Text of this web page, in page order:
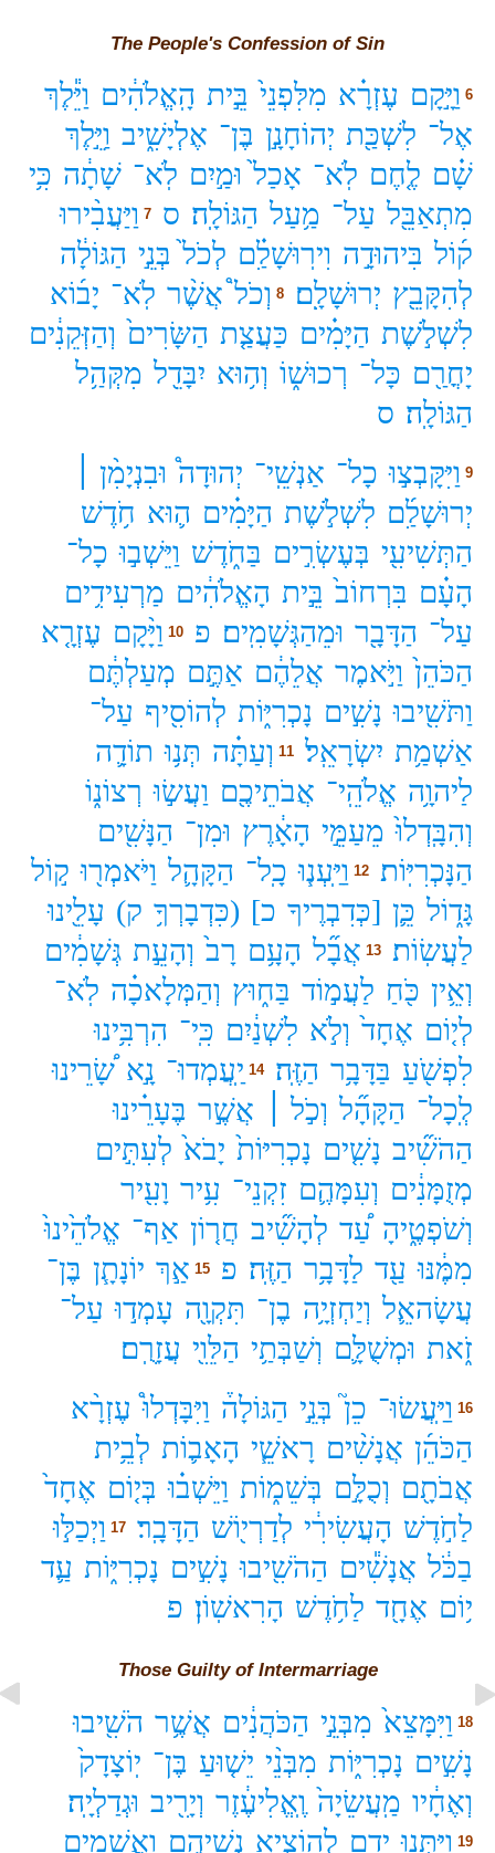
The People's Confession of Sin
6 וַיָּ֣קָם עֶזְרָ֗א מִלִּפְנֵי֙ בֵּ֣ית הָֽאֱלֹהִ֔ים וַיֵּ֕לֶךְ
אֶל־ לִשְׁכַּ֖ת יְהוֹחָנָ֣ן בֶּן־ אֶלְיָשִׁ֑יב וַיֵּ֣לֶךְ
שָׁ֗ם לֶ֤חֶם לֹֽא־ אָכַל֙ וּמַ֣יִם לֹֽא־ שָׁתָ֔ה כִּ֥י
מִתְאַבֵּ֖ל עַל־ מַ֥עַל הַגּוֹלָֽה׃ ס 7 וַיַּעֲבִ֨ירוּ
ק֜וֹל בִּיהוּדָ֣ה וִירֽוּשָׁלִַ֗ם לְכֹל֙ בְּנֵ֣י הַגּוֹלָ֔ה
לְהִקָּבֵ֖ץ יְרוּשָׁלִָֽם׃ 8 וְכֹל֩ אֲשֶׁ֨ר לֹֽא־ יָב֜וֹא
לִשְׁלֹ֣שֶׁת הַיָּמִ֗ים כַּעֲצַ֤ת הַשָּׂרִים֙ וְהַזְּקֵנִ֔ים
יָחֳרַ֖ם כָּל־ רְכוּשׁ֑וֹ וְה֥וּא יִבָּדֵ֖ל מִקְּהַ֥ל
הַגּוֹלָֽה׃ ס
9 וַיִּקָּבְצ֣וּ כָל־ אַנְשֵֽׁי־ יְהוּדָה֩ וּבִנְיָמִ֨ן ׀
יְרוּשָׁלִַ֜ם לִשְׁלֹ֣שֶׁת הַיָּמִ֗ים ה֛וּא חֹ֥דֶשׁ
הַתְּשִׁיעִ֖י בְּעֶשְׂרִ֣ים בַּחֹ֑דֶשׁ וַיֵּשְׁב֣וּ כָל־
הָעָ֗ם בִּרְחוֹב֙ בֵּ֣ית הָאֱלֹהִ֔ים מַרְעִידִ֥ים
עַל־ הַדָּבָ֖ר וּמֵהַגְּשָׁמִֽים׃ פ 10 וַיָּ֨קָם עֶזְרָ֤א
הַכֹּהֵן֙ וַיֹּ֣אמֶר אֲלֵהֶ֔ם אַתֶּ֣ם מְעַלְתֶּ֔ם
וַתֹּשִׁ֖יבוּ נָשִׁ֣ים נָכְרִיּ֑וֹת לְהוֹסִ֖יף עַל־
אַשְׁמַ֥ת יִשְׂרָאֵֽל׃ 11 וְעַתָּ֗ה תְּנ֥וּ תוֹדָ֛ה
לַיהוָ֥ה אֱלֹהֵֽי־ אֲבֹתֵיכֶ֖ם וַעֲשׂ֣וּ רְצוֹנ֑וֹ
וְהִבָּֽדְלוּ֙ מֵעַמֵּ֣י הָאָ֔רֶץ וּמִן־ הַנָּשִׁ֖ים
הַנָּכְרִיּֽוֹת׃
12 וַיַּֽעְנ֧וּ כָֽל־ הַקָּהָ֛ל וַיֹּאמְר֖וּ ק֣וֹל
גָּד֑וֹל כֵּ֛ן [כְּדִבְרֶיךָ כ] (כִּדְבָרְךָ֥ ק) עָלֵ֖ינוּ
לַעֲשֽׂוֹת׃
13 אֲבָ֞ל הָעָ֥ם רָב֙ וְהָעֵ֣ת גְּשָׁמִ֔ים
וְאֵ֥ין כֹּ֖חַ לַעֲמ֣וֹד בַּח֑וּץ וְהַמְּלָאכָ֗ה לֹֽא־
לְי֤וֹם אֶחָד֙ וְלֹ֣א לִשְׁנַ֔יִם כִּֽי־ הִרְבִּ֥ינוּ
לִפְשֹׁ֖עַ בַּדָּבָ֥ר הַזֶּֽה׃ 14 יַֽעֲמְדוּ־ נָ֣א שָׂ֠רֵינוּ
לְֽכָל־ הַקָּהָ֞ל וְכֹ֣ל ׀ אֲשֶׁ֣ר בֶּעָרֵ֗ינוּ
הַהֹשִׁ֞יב נָשִׁ֤ים נָכְרִיּוֹת֙ יָבֹא֙ לְעִתִּ֣ים
מְזֻמָּנִ֔ים וְעִמָּהֶ֛ם זִקְנֵי־ עִ֥יר וָעִ֖יר
וְשֹׁפְטֶ֑יהָ עַ֠ד לְהָשִׁ֞יב חֲר֤וֹן אַף־ אֱלֹהֵ֙ינוּ֙
מִמֶּ֔נּוּ עַ֖ד לַדָּבָ֥ר הַזֶּֽה׃ פ 15 אַ֣ךְ יוֹנָתָ֧ן בֶּן־
עֲשָׂהאֵ֛ל וְיַחְזְיָ֥ה בֶן־ תִּקְוָ֖ה עָמְד֣וּ עַל־
זֹ֑את וּמְשֻׁלָּ֛ם וְשַׁבְּתַ֥י הַלֵּוִ֖י עֲזָרֻֽם׃
16 וַיַּֽעֲשׂוּ־ כֵן֮ בְּנֵ֣י הַגּוֹלָה֒ וַיִּבָּדְלוּ֩ עֶזְרָ֨א
הַכֹּהֵ֜ן אֲנָשִׁ֨ים רָאשֵׁ֧י הָאָב֛וֹת לְבֵ֥ית
אֲבֹתָ֖ם וְכֻלָּ֣ם בְּשֵׁמ֑וֹת וַיֵּשְׁב֗וּ בְּי֤וֹם אֶחָד֙
לַחֹ֣דֶשׁ הָעֲשִׂירִ֔י לְדַרְי֖וֹשׁ הַדָּבָֽר׃ 17 וַיְכַלּ֣וּ
בַכֹּ֔ל אֲנָשִׁ֕ים הַהֹשִׁ֖יבוּ נָשִׁ֣ים נָכְרִיּ֑וֹת עַ֛ד
י֥וֹם אֶחָ֖ד לַחֹ֥דֶשׁ הָרִאשֽׁוֹן׃ פ
Those Guilty of Intermarriage
18 וַיִּמָּצֵא֙ מִבְּנֵ֣י הַכֹּהֲנִ֔ים אֲשֶׁ֥ר הֹשִׁ֖יבוּ
נָשִׁ֣ים נָכְרִיּ֑וֹת מִבְּנֵ֨י יֵשׁ֤וּעַ בֶּן־ יֽוֹצָדָק֙
וְאֶחָ֔יו מַֽעֲשֵׂיָה֙ וֶֽאֱלִיעֶ֔זֶר וְיָרִ֖יב וּגְדַלְיָֽה׃
19 וַיִּתְּנ֥וּ יָדָ֖ם לְהוֹצִ֣יא נְשֵׁיהֶ֑ם וַאֲשֵׁמִ֥ים